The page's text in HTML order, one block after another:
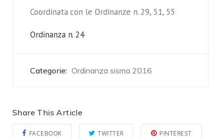
Coordinata con le Ordinanze n. 29, 51, 55
Ordinanza n. 24
Categorie: Ordinanza sisma 2016
Share This Article
FACEBOOK TWITTER PINTEREST